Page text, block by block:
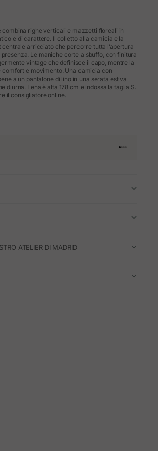
righe verticali e mazzetti floreali in
e di carattere. Il colletto alla camicia e la
arricciato che percorre tutta l’apertura
Le maniche corte a sbuffo, con finitura
vintage che definisce il capo, mentre la
e movimento. Una camicia con
a un pantalone di lino in una serata estiva
diurna. Lena è alta 178 cm e indossa la taglia S.
il consigliatore online.
Vai
Vai
Vai
Vai
ATELIER DI MADRID